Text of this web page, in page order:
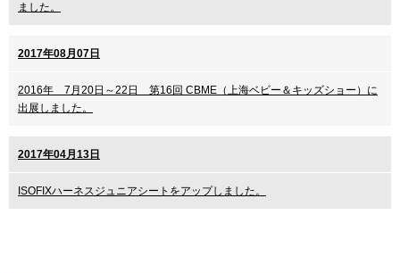
ました。
2017年08月07日
2016年 7月20日～22日 第16回 CBME（上海ベビー＆キッズショー）に
出展しました。
2017年04月13日
ISOFIXハーネスジュニアシートをアップしました。